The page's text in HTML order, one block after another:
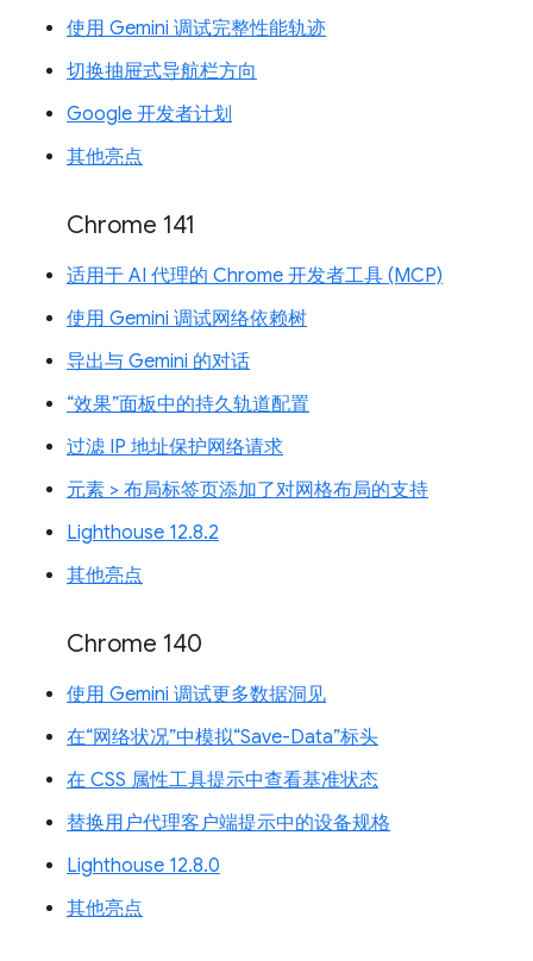
使用 Gemini 调试完整性能轨迹
切换抽屉式导航栏方向
Google 开发者计划
其他亮点
Chrome 141
适用于 AI 代理的 Chrome 开发者工具 (MCP)
使用 Gemini 调试网络依赖树
导出与 Gemini 的对话
“效果”面板中的持久轨道配置
过滤 IP 地址保护网络请求
元素 > 布局标签页添加了对网格布局的支持
Lighthouse 12.8.2
其他亮点
Chrome 140
使用 Gemini 调试更多数据洞见
在“网络状况”中模拟“Save-Data”标头
在 CSS 属性工具提示中查看基准状态
替换用户代理客户端提示中的设备规格
Lighthouse 12.8.0
其他亮点